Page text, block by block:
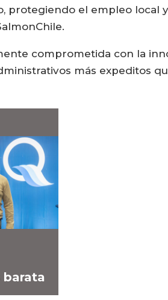
protegiendo el empleo local
comprometida con la
más expeditos
barata